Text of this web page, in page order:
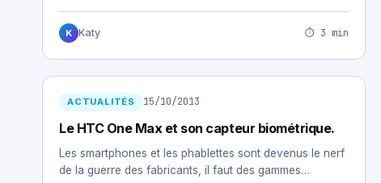
K Katy ⏱ 3 min
ACTUALITÉS 15/10/2013
Le HTC One Max et son capteur biométrique.
Les smartphones et les phablettes sont devenus le nerf
de la guerre des fabricants, il faut des gammes…